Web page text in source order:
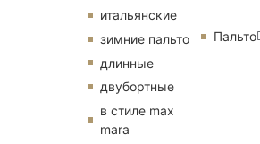
итальянские
зимние пальто
длинные
двубортные
в стиле max
mara
Пальто